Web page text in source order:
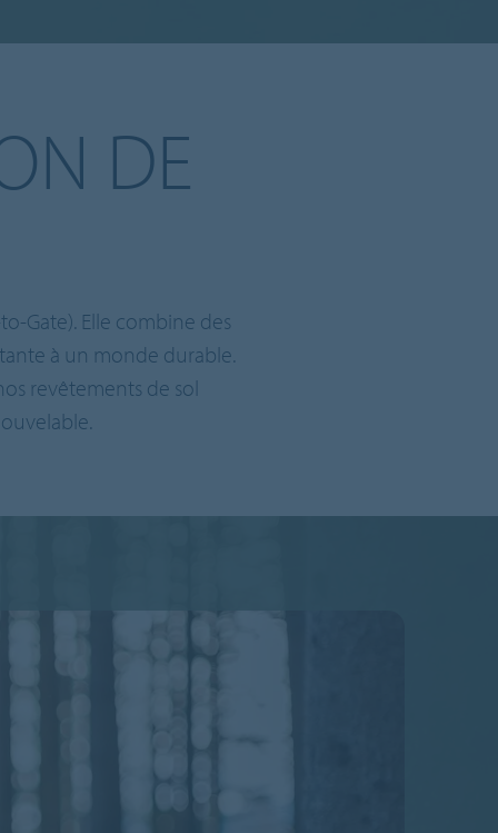
DE
Gate). Elle combine des
à un monde durable.
revêtements de sol